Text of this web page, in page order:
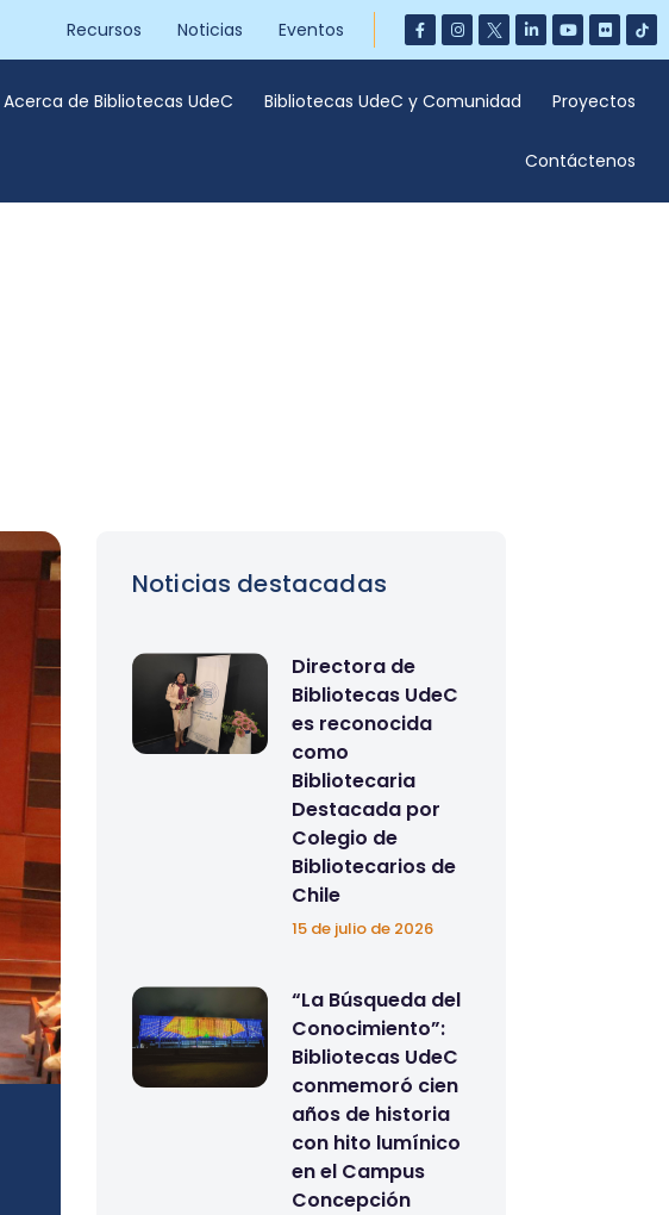
Recursos Noticias Eventos
Acerca de Bibliotecas UdeC Bibliotecas UdeC y Comunidad Proyectos
Contáctenos
Noticias destacadas
Directora de
Bibliotecas UdeC
es reconocida
como
Bibliotecaria
Destacada por
Colegio de
Bibliotecarios de
Chile
15 de julio de 2026
“La Búsqueda del
Conocimiento”:
Bibliotecas UdeC
conmemoró cien
años de historia
con hito lumínico
en el Campus
Concepción